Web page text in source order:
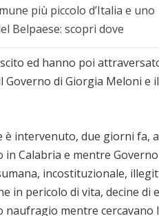
più piccolo d’Italia e uno
Belpaese: scopri dove
ed hanno poi
di Giorgia Meloni e
intervenuto, due giorni fa,
in Calabria e mentre
incostituzionale,
in pericolo di vita, decine di
mentre cercavano